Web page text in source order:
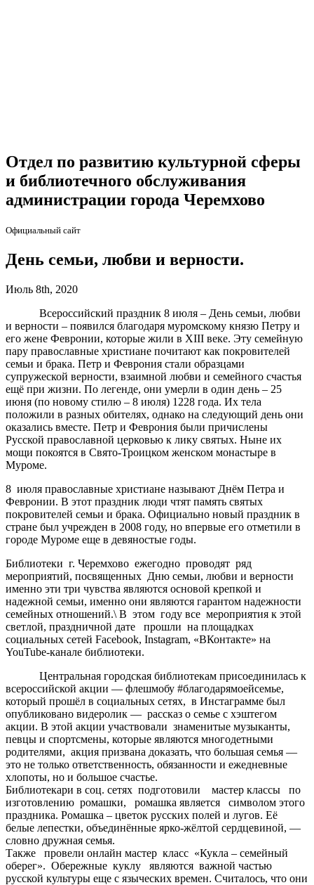
Отдел по развитию культурной сферы
и библиотечного обслуживания
администрации города Черемхово
Официальный сайт
День семьи, любви и верности.
Июль 8th, 2020
Всероссийский праздник 8 июля – День семьи, любви
и верности – появился благодаря муромскому князю Петру и
его жене Февронии, которые жили в XIII веке. Эту семейную
пару православные христиане почитают как покровителей
семьи и брака. Петр и Феврония стали образцами
супружеской верности, взаимной любви и семейного счастья
ещё при жизни. По легенде, они умерли в один день – 25
июня (по новому стилю – 8 июля) 1228 года. Их тела
положили в разных обителях, однако на следующий день они
оказались вместе. Петр и Феврония были причислены
Русской православной церковью к лику святых. Ныне их
мощи покоятся в Свято-Троицком женском монастыре в
Муроме.
8 июля православные христиане называют Днём Петра и
Февронии. В этот праздник люди чтят память святых
покровителей семьи и брака. Официально новый праздник в
стране был учрежден в 2008 году, но впервые его отметили в
городе Муроме еще в девяностые годы.
Библиотеки г. Черемхово ежегодно проводят ряд
мероприятий, посвященных Дню семьи, любви и верности
именно эти три чувства являются основой крепкой и
надежной семьи, именно они являются гарантом надежности
семейных отношений.\ В этом году все мероприятия к этой
светлой, праздничной дате прошли на площадках
социальных сетей Facebook, Instagram, «ВКонтакте» на
YouTube-канале библиотеки.
Центральная городская библиотекам присоединилась к
всероссийской акции — флешмобу #благодарямоейсемье,
который прошёл в социальных сетях, в Инстаграмме был
опубликовано видеролик — рассказ о семье с хэштегом
акции. В этой акции участвовали знаменитые музыканты,
певцы и спортсмены, которые являются многодетными
родителями, акция призвана доказать, что большая семья —
это не только ответственность, обязанности и ежедневные
хлопоты, но и большое счастье.
Библиотекари в соц. сетях подготовили мастер классы по
изготовлению ромашки, ромашка является символом этого
праздника. Ромашка – цветок русских полей и лугов. Её
белые лепестки, объединённые ярко-жёлтой сердцевиной, —
словно дружная семья.
Также провели онлайн мастер класс «Кукла – семейный
оберег». Обережные куклу являются важной частью
русской культуры еще с языческих времен. Считалось, что они